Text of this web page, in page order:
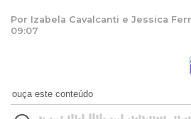
Por Izabela Cavalcanti e Jessica
09:07
ouça este conteúdo